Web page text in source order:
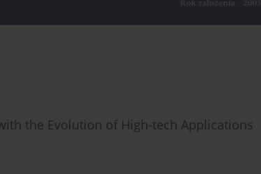
the Evolution of High-tech Applications